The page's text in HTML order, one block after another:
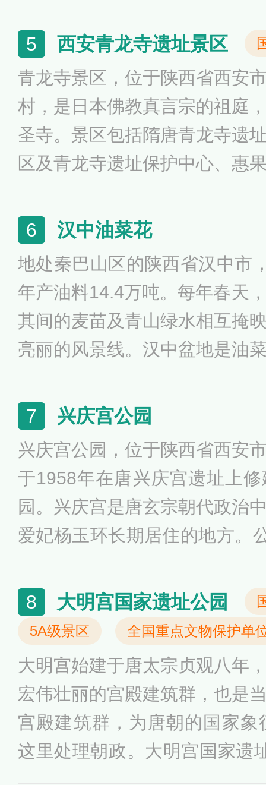
53个基本类型，形成了5大景
西太平国家森林公园，被联合
界地质公园，荣获陕西省、西
等多项荣誉。
5 西安青龙寺遗址景区
青龙寺景区，位于陕西省西安
村，是日本佛教真言宗的祖庭
圣寺。景区包括隋唐青龙寺遗
区及青龙寺遗址保护中心、惠
分；寺内又分为东西两处，建
仿唐建筑“惠果空海纪念堂”、
6 汉中油菜花
地处秦巴山区的陕西省汉中市
年产油料14.4万吨。每年春天
其间的麦苗及青山绿水相互掩
亮丽的风景线。汉中盆地是油
时怒放，天地之间，浮光跃金
大的山水盆景，是中国最秀美
春天举办的中国最美油菜花海
为汉中最响亮、最靓丽的城市
大花节花会”。
7 兴庆宫公园
兴庆宫公园，位于陕西省西安
于1958年在唐兴庆宫遗址上
园。兴庆宫是唐玄宗朝代政治
爱妃杨玉环长期居住的地方。
牡丹园、长庆轩、阿倍仲麻吕
遗址、南薰阁、兴庆宫游乐场
8 大明宫国家遗址公园
5A级景区
全国重点文物保护单
大明宫始建于唐太宗贞观八年
宏伟壮丽的宫殿建筑群，也是
宫殿建筑群，为唐朝的国家
这里处理朝政。大明宫国家遗